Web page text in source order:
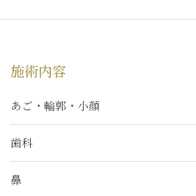
施術内容
あご・輪郭・小顔
歯科
鼻